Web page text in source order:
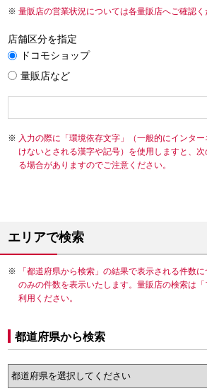
量販店の営業状況については各量販店へご確認く
店舗区分を指定
ドコモショップ
量販店など
入力の際に「環境依存文字」（一般的にインタ
けないとされる漢字や記号）を使用しますと、
る場合がありますのでご注意ください。
エリアで検索
「都道府県から検索」の結果で表示される件数
のみの件数を表示いたします。量販店の検索は
利用ください。
都道府県から検索